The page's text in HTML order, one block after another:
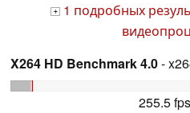
+ 1 подробных
X264 HD Benchmark 4.0-
255.5 fps